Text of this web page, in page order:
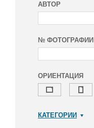
АВТОР
№ ФОТОГРАФИИ
ОРИЕНТАЦИЯ
КАТЕГОРИИ